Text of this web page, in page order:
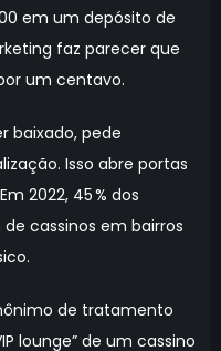
em um depósito de
faz parecer que
um centavo.
baixado, pede
Isso abre portas
2022, 45 % dos
cassinos em bairros
de tratamento
lounge” de um cassino